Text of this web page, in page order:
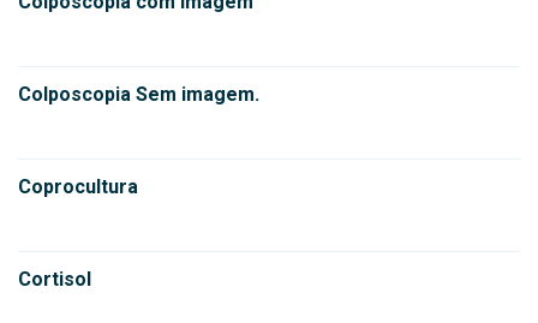
Colposcopia Sem imagem.
Coprocultura
Cortisol